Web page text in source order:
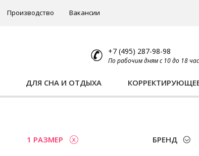
Производство Вакансии
+7 (495) 287-98-98
По рабочим дням с 10 до 18
ДЛЯ СНА И ОТДЫХА
1 РАЗМЕР БРЕНД